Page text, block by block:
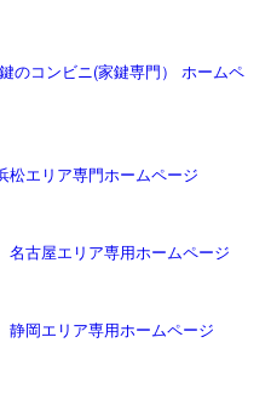
のコンビニ(家鍵専門） ホームペ
松エリア専門ホームページ
古屋エリア専用ホームページ
岡エリア専用ホームページ